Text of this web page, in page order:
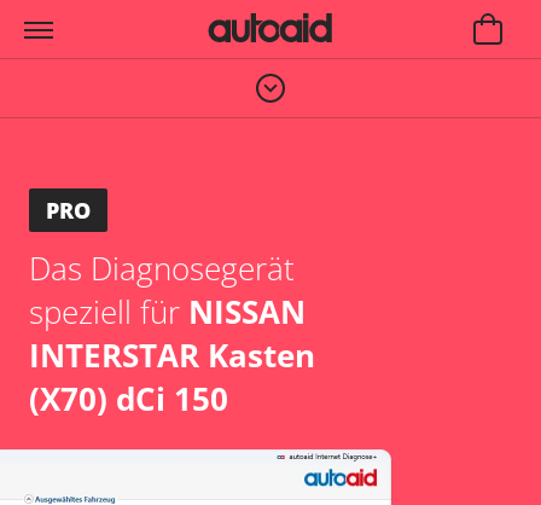
PRO
Das Diagnosegerät
speziell für NISSAN
INTERSTAR Kasten
(X70) dCi 150